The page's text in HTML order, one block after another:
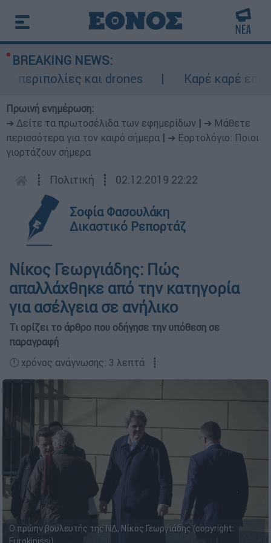
BREAKING NEWS:
και drones
Καρέ καρέ
Πρωινή ενημέρωση:
➔ Δείτε τα πρωτοσέλιδα των εφημερίδων
➔ Μάθετε
περισσότερα για τον καιρό σήμερα
➔ Εορτολόγιο: Ποιοι
γιορτάζουν σήμερα
┋ Πολιτική ┋ 02.12.2019 22:22
Σοφία Φασουλάκη
Δικαστικό Ρεπορτάζ
Νίκος Γεωργιάδης: Πώς
απαλλάχθηκε από την κατηγορία
για ασέλγεια σε ανήλικο
Τι ορίζει το άρθρο που οδήγησε την υπόθεση σε
παραγραφή
🕛 χρόνος ανάγνωσης: 3 λεπτά ┋
Ο πρώην βουλευτής της ΝΔ, Νίκος Γεωργιάδης (copyright: